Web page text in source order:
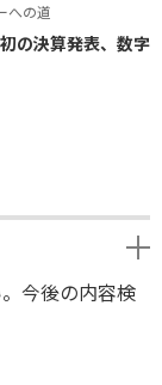
への道
の決算発表、数字
今後の内容検